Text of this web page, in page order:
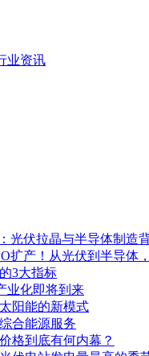
业资讯
光伏拉晶与半导体制造
扩产！从光伏到半导体
3大指标
业化即将到来
阳能的新模式
合能源服务
格到底有何内幕？